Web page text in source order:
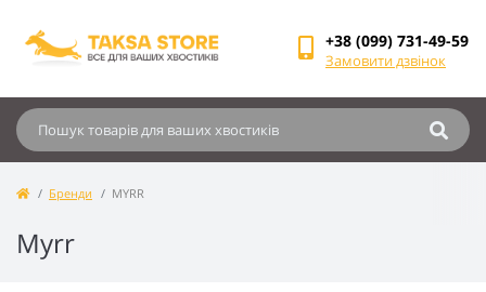
+38 (099) 731-49-59
Замовити дзвінок
Бренди MYRR
Myrr